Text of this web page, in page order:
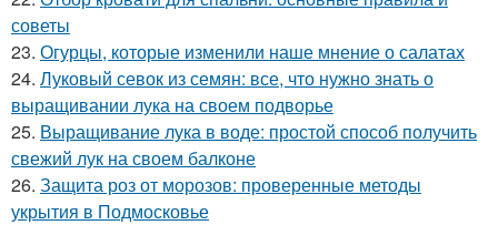
советы
23. Огурцы, которые изменили наше мнение о салатах
24. Луковый севок из семян: все, что нужно знать о
выращивании лука на своем подворье
25. Выращивание лука в воде: простой способ получить
свежий лук на своем балконе
26. Защита роз от морозов: проверенные методы
укрытия в Подмосковье